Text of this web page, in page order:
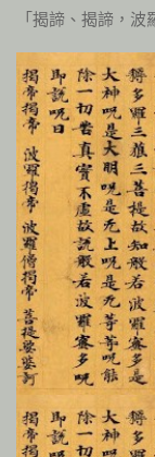
「揭諦、揭諦，